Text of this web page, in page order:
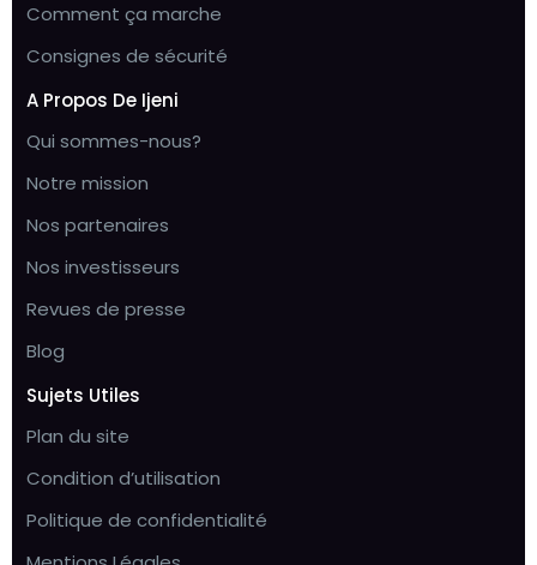
Comment ça marche
Consignes de sécurité
A Propos De Ijeni
Qui sommes-nous?
Notre mission
Nos partenaires
Nos investisseurs
Revues de presse
Blog
Sujets Utiles
Plan du site
Condition d’utilisation
Politique de confidentialité